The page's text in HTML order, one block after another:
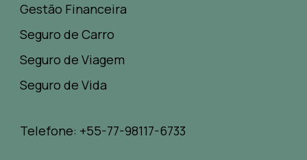
Gestão Financeira
Seguro de Carro
Seguro de Viagem
Seguro de Vida
Telefone: +55-77-98117-6733